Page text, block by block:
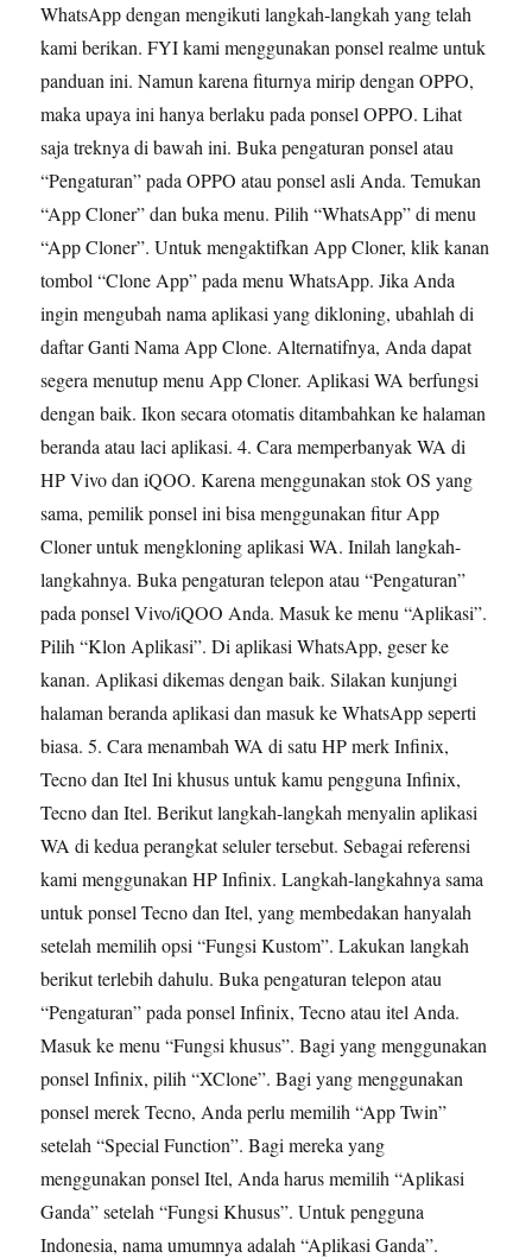
WhatsApp dengan mengikuti langkah-langkah yang telah
kami berikan. FYI kami menggunakan ponsel realme untuk
panduan ini. Namun karena fiturnya mirip dengan OPPO,
maka upaya ini hanya berlaku pada ponsel OPPO. Lihat
saja treknya di bawah ini. Buka pengaturan ponsel atau
“Pengaturan” pada OPPO atau ponsel asli Anda. Temukan
“App Cloner” dan buka menu. Pilih “WhatsApp” di menu
“App Cloner”. Untuk mengaktifkan App Cloner, klik kanan
tombol “Clone App” pada menu WhatsApp. Jika Anda
ingin mengubah nama aplikasi yang dikloning, ubahlah di
daftar Ganti Nama App Clone. Alternatifnya, Anda dapat
segera menutup menu App Cloner. Aplikasi WA berfungsi
dengan baik. Ikon secara otomatis ditambahkan ke halaman
beranda atau laci aplikasi. 4. Cara memperbanyak WA di
HP Vivo dan iQOO. Karena menggunakan stok OS yang
sama, pemilik ponsel ini bisa menggunakan fitur App
Cloner untuk mengkloning aplikasi WA. Inilah langkah-
langkahnya. Buka pengaturan telepon atau “Pengaturan”
pada ponsel Vivo/iQOO Anda. Masuk ke menu “Aplikasi”.
Pilih “Klon Aplikasi”. Di aplikasi WhatsApp, geser ke
kanan. Aplikasi dikemas dengan baik. Silakan kunjungi
halaman beranda aplikasi dan masuk ke WhatsApp seperti
biasa. 5. Cara menambah WA di satu HP merk Infinix,
Tecno dan Itel Ini khusus untuk kamu pengguna Infinix,
Tecno dan Itel. Berikut langkah-langkah menyalin aplikasi
WA di kedua perangkat seluler tersebut. Sebagai referensi
kami menggunakan HP Infinix. Langkah-langkahnya sama
untuk ponsel Tecno dan Itel, yang membedakan hanyalah
setelah memilih opsi “Fungsi Kustom”. Lakukan langkah
berikut terlebih dahulu. Buka pengaturan telepon atau
“Pengaturan” pada ponsel Infinix, Tecno atau itel Anda.
Masuk ke menu “Fungsi khusus”. Bagi yang menggunakan
ponsel Infinix, pilih “XClone”. Bagi yang menggunakan
ponsel merek Tecno, Anda perlu memilih “App Twin”
setelah “Special Function”. Bagi mereka yang
menggunakan ponsel Itel, Anda harus memilih “Aplikasi
Ganda” setelah “Fungsi Khusus”. Untuk pengguna
Indonesia, nama umumnya adalah “Aplikasi Ganda”.